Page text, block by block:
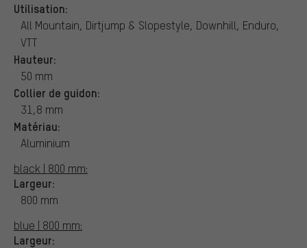
Utilisation:
All Mountain, Dirtjump & Slopestyle, Downhill, Enduro,
VTT
Hauteur:
50 mm
Collier de guidon:
31,8 mm
Matériau:
Aluminium
black | 800 mm:
Largeur:
800 mm
blue | 800 mm:
Largeur: